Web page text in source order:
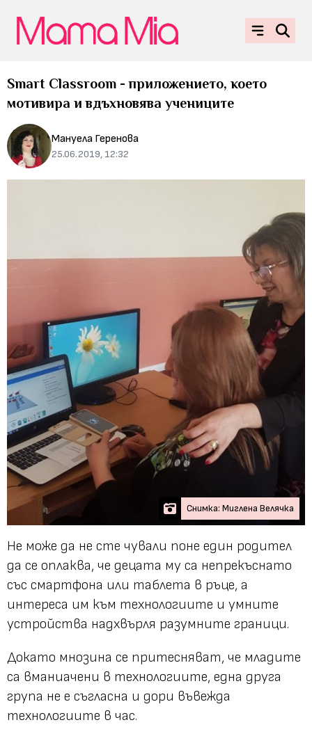
Smart Classroom - приложението, което
мотивира и вдъхновява учениците
Мануела Геренова
25.06.2019, 12:32
Снимка: Миглена Велячка
Не може да не сте чували поне един родител
да се оплаква, че децата му са непрекъснато
със смартфона или таблета в ръце, а
интереса им към технологиите и умните
устройства надхвърля разумните граници.
Докато мнозина се притесняват, че младите
са вманиачени в технологиите, една друга
група не е съгласна и дори въвежда
технологиите в час.